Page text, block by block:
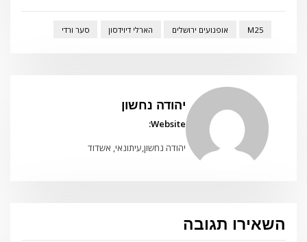
M25 אופנועים ירושלים הארלי דיוידסון סער ורדי
יהודה נחשון
Website:
יהודה נחשון,עיתונאי, אשדוד
השאירו תגובה